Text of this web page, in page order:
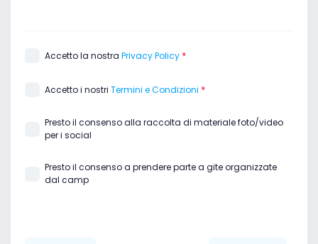
Accetto la nostra Privacy Policy
Accetto i nostri Termini e Condizioni
Presto il consenso alla raccolta di materiale foto/video
per i social
Presto il consenso a prendere parte a gite organizzate
dal camp